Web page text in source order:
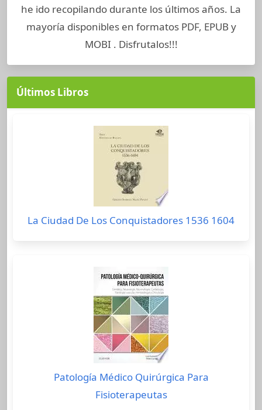
he ido recopilando durante los últimos años. La
mayoría disponibles en formatos PDF, EPUB y
MOBI . Disfrutalos!!!
Últimos Libros
La Ciudad De Los Conquistadores 1536 1604
Patología Médico Quirúrgica Para
Fisioterapeutas